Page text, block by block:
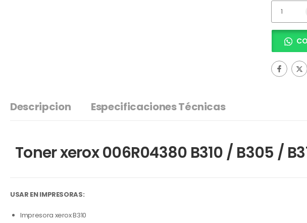
Descripcion Especificaciones Técnicas
Toner xerox 006R04380 B310 / B305 /
USAR EN IMPRESORAS:
Impresora xerox B310